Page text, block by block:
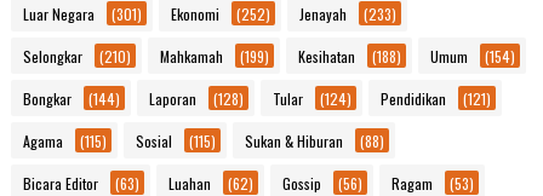
Luar Negara (301) Ekonomi (252) Jenayah (233)
Selongkar (210) Mahkamah (199) Kesihatan (188) Umum (154)
Bongkar (144) Laporan (128) Tular (124) Pendidikan (121)
Agama (115) Sosial (115) Sukan & Hiburan (88)
Bicara Editor (63) Luahan (62) Gossip (56) Ragam (53)